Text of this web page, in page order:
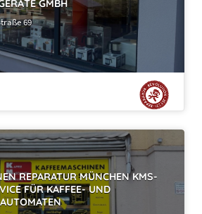
GMBH
69
REPARATUR MÜNCHEN KMS-
FÜR KAFFEE- UND